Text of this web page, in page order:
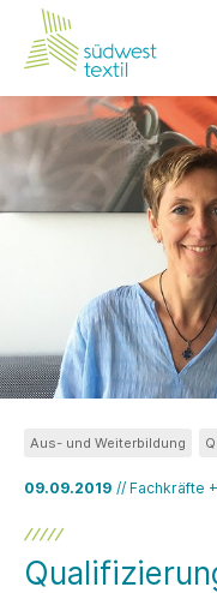
09.09.2019 // Fachkräfte
Aus- und Weiterbildung